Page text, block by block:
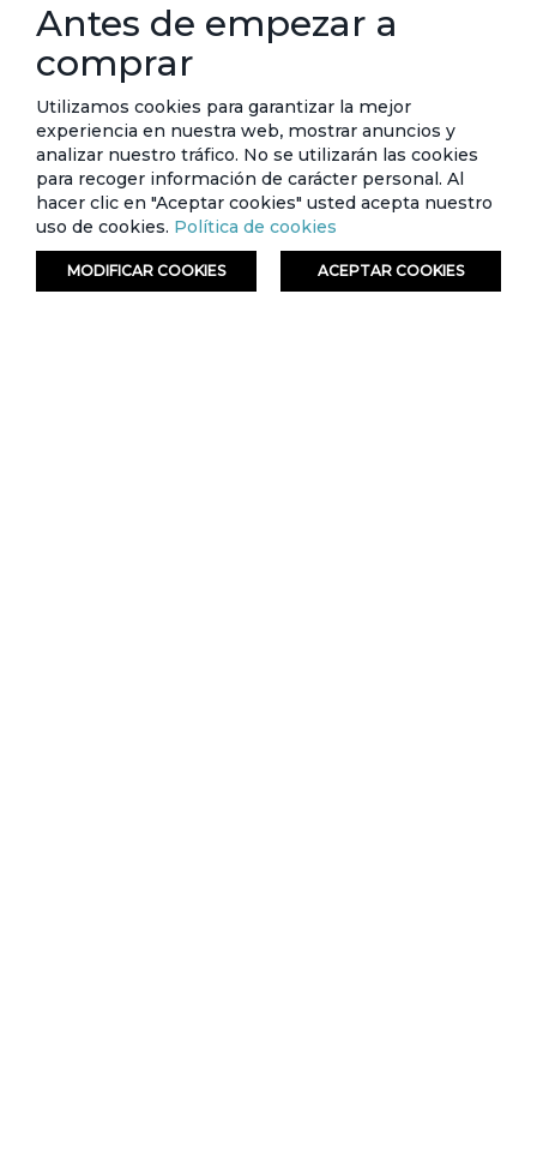
Horno Eléctrico Indurama HEI-75EN |
Tarjeta de crédito Crédito directo
Lavadora Semiautomática Indurama LRI
ONLINE
ORDENAR FILTRAR
Antes de empezar a
comprar
Utilizamos cookies para garantizar la mejor
experiencia en nuestra web, mostrar anuncios y
analizar nuestro tráfico. No se utilizarán las cookies
para recoger información de carácter personal. Al
hacer clic en "Aceptar cookies" usted acepta nuestro
uso de cookies. Política de cookies
MODIFICAR COOKIES ACEPTAR COOKIES